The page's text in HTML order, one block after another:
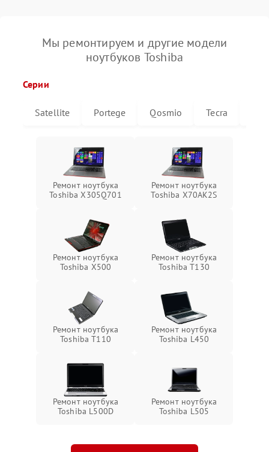
Мы ремонтируем и другие модели
ноутбуков Toshiba
Серии
Satellite Portege Qosmio Tecra
Ремонт ноутбука
Toshiba X305Q701
Ремонт ноутбука
Toshiba X70AK2S
Ремонт ноутбука
Toshiba X500
Ремонт ноутбука
Toshiba T130
Ремонт ноутбука
Toshiba T110
Ремонт ноутбука
Toshiba L450
Ремонт ноутбука
Toshiba L500D
Ремонт ноутбука
Toshiba L505